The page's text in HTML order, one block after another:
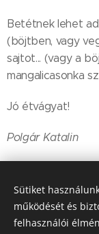
Betétnek lehet
(böjtben, vagy
sajtot... (vagy a
mangalicasonka
Jó étvágyat!
Polgár Katalin
Share
Sütiket
működését és
felhasználói